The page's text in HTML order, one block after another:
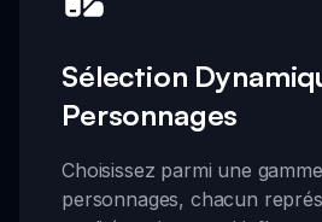
Sélection
Personnages
Choisissez parmi une
personnages, chacun